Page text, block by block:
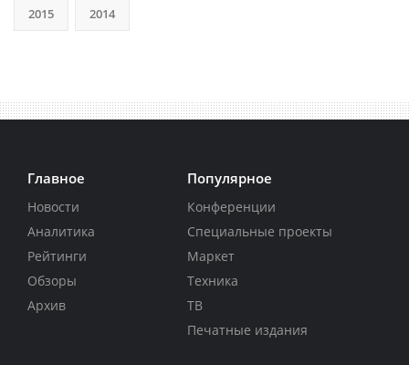
2015 2014
Главное
Новости
Аналитика
Рейтинги
Обзоры
Архив
Популярное
Конференции
Специальные проекты
Маркет
Техника
ТВ
Печатные издания